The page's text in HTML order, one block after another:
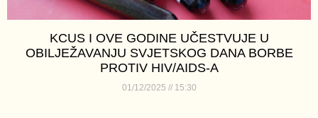
KCUS I OVE GODINE UČESTVUJE U
OBILJEŽAVANJU SVJETSKOG DANA BORBE
PROTIV HIV/AIDS-A
01/12/2025 15:30